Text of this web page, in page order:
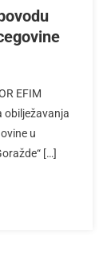
EFIM
obilježavanja
u
[…]